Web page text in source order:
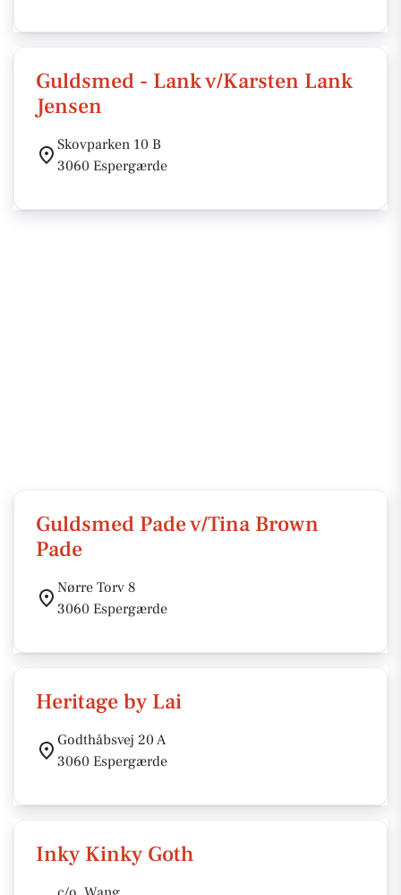
Guldsmed - Lank v/Karsten Lank
Jensen
Skovparken 10 B
3060 Espergærde
Guldsmed Pade v/Tina Brown
Pade
Nørre Torv 8
3060 Espergærde
Heritage by Lai
Godthåbsvej 20 A
3060 Espergærde
Inky Kinky Goth